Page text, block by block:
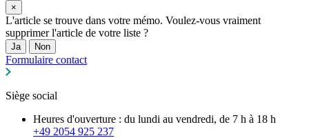
×
L'article se trouve dans votre mémo. Voulez-vous vraiment
supprimer l'article de votre liste ?
Ja Non
Formulaire contact
Siège social
Heures d'ouverture : du lundi au vendredi, de 7 h à 18 h
+49 2054 925 237